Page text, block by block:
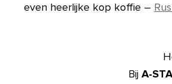
even heerlijke kop koffie –
Bij A-